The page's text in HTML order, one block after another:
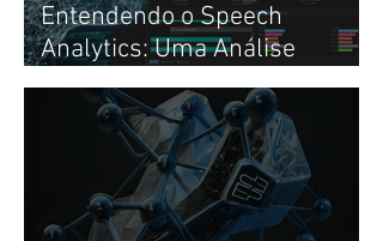
Entendendo o Speech
Analytics: Uma Análise
Profunda